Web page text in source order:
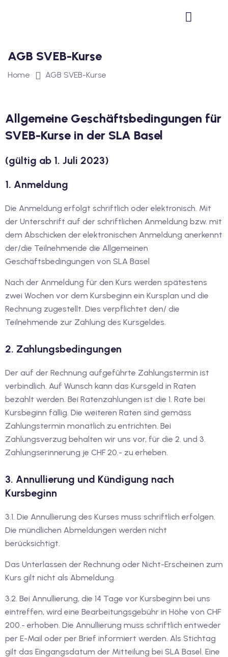
B1
Deutsch B1
B2
Deutsch B2
B2
Deutsch C1
Deutsch C1
C1
A1
mit Gutschein
mit Gutschein
mit
A2
AGB SVEB-Kurse
Home AGB SVEB-Kurse
Allgemeine Geschäftsbedingungen für
SVEB-Kurse in der SLA Basel
(gültig ab 1. Juli 2023)
1. Anmeldung
Die Anmeldung erfolgt schriftlich oder elektronisch. Mit
der Unterschrift auf der schriftlichen Anmeldung bzw. mit
dem Abschicken der elektronischen Anmeldung anerkennt
der/die Teilnehmende die Allgemeinen
Geschäftsbedingungen von SLA Basel
Nach der Anmeldung für den Kurs werden spätestens
zwei Wochen vor dem Kursbeginn ein Kursplan und die
Rechnung zugestellt. Dies verpflichtet den/ die
Teilnehmende zur Zahlung des Kursgeldes.
2. Zahlungsbedingungen
Der auf der Rechnung aufgeführte Zahlungstermin ist
verbindlich. Auf Wunsch kann das Kursgeld in Raten
bezahlt werden. Bei Ratenzahlungen ist die 1. Rate bei
Kursbeginn fällig. Die weiteren Raten sind gemäss
Zahlungstermin monatlich zu entrichten. Bei
Zahlungsverzug behalten wir uns vor, für die 2. und 3.
Zahlungserinnerung je CHF 20.- zu erheben.
3. Annullierung und Kündigung nach
Kursbeginn
3.1. Die Annullierung des Kurses muss schriftlich erfolgen.
Die mündlichen Abmeldungen werden nicht
berücksichtigt.
Das Unterlassen der Rechnung oder Nicht-Erscheinen zum
Kurs gilt nicht als Abmeldung.
3.2. Bei Annullierung, die 14 Tage vor Kursbeginn bei uns
eintreffen, wird eine Bearbeitungsgebühr in Höhe von CHF
200.- erhoben. Die Annullierung muss schriftlich entweder
per E-Mail oder per Brief informiert werden. Als Stichtag
gilt das Eingangsdatum der Mitteilung bei SLA Basel. Eine